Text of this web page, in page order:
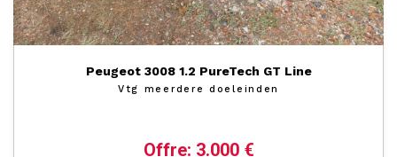
Peugeot 3008 1.2 PureTech GT Line
Vtg meerdere doeleinden
Offre: 3.000 €